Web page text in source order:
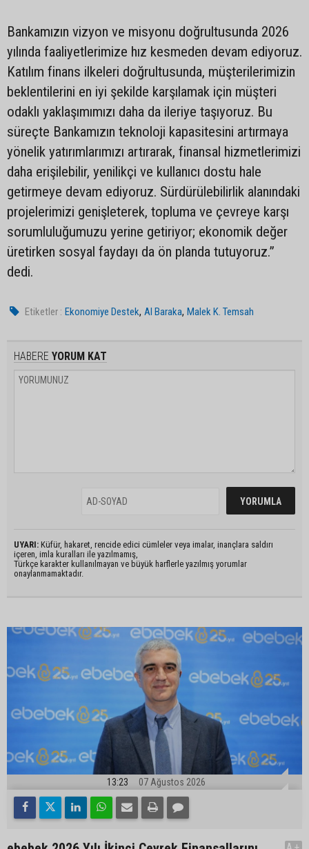
Bankamızın vizyon ve misyonu doğrultusunda 2026
yılında faaliyetlerimize hız kesmeden devam ediyoruz.
Katılım finans ilkeleri doğrultusunda, müşterilerimizin
beklentilerini en iyi şekilde karşılamak için müşteri
odaklı yaklaşımımızı daha da ileriye taşıyoruz. Bu
süreçte Bankamızın teknoloji kapasitesini artırmaya
yönelik yatırımlarımızı artırarak, finansal hizmetlerimizi
daha erişilebilir, yenilikçi ve kullanıcı dostu hale
getirmeye devam ediyoruz. Sürdürülebilirlik alanındaki
projelerimizi genişleterek, topluma ve çevreye karşı
sorumluluğumuzu yerine getiriyor; ekonomik değer
üretirken sosyal faydayı da ön planda tutuyoruz.”
dedi.
Etiketler : Ekonomiye Destek, Al Baraka,Malek K. Temsah
HABERE YORUM KAT
UYARI: Küfür, hakaret, rencide edici cümleler veya imalar, inançlara saldırı
içeren, imla kuralları ile yazılmamış,
Türkçe karakter kullanılmayan ve büyük harflerle yazılmış yorumlar
onaylanmamaktadır.
13:23 07 Ağustos 2026